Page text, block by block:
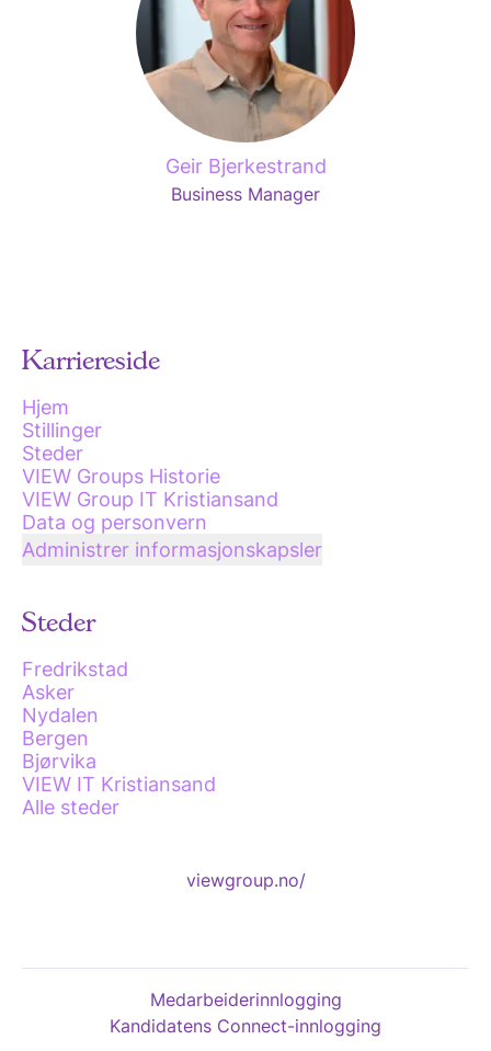
Geir Bjerkestrand
Business Manager
Karriereside
Hjem
Stillinger
Steder
VIEW Groups Historie
VIEW Group IT Kristiansand
Data og personvern
Administrer informasjonskapsler
Steder
Fredrikstad
Asker
Nydalen
Bergen
Bjørvika
VIEW IT Kristiansand
Alle steder
viewgroup.no/
Medarbeiderinnlogging
Kandidatens Connect-innlogging